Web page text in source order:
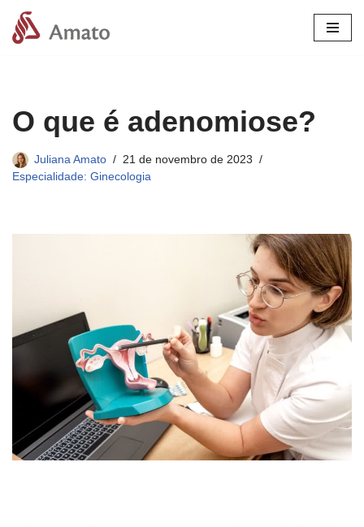
Pular
O que é adenomiose?
Juliana Amato
21 de novembro de 2023
Especialidade: Ginecologia